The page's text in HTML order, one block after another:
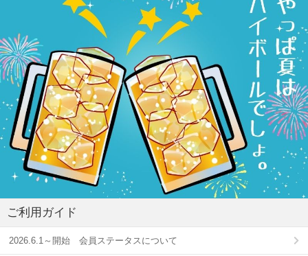
ご利用ガイド
2026.6.1～開始 会員ステータスについて